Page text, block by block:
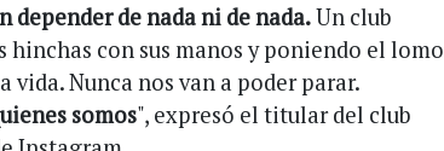
depender de nada ni de nada.Un club
con sus manos y poniendo el lomo
vida. Nunca nos van a poder parar.
somos", expresó el titular del club